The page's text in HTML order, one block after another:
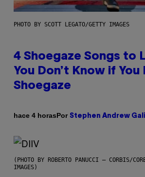
PHOTO BY SCOTT LEGATO/GETTY IMAGES
4 Shoegaze Songs to
You Don’t Know if You
Shoegaze
hace 4 horasPor Stephen Andrew
(PHOTO BY ROBERTO PANUCCI – CORBIS/
IMAGES)